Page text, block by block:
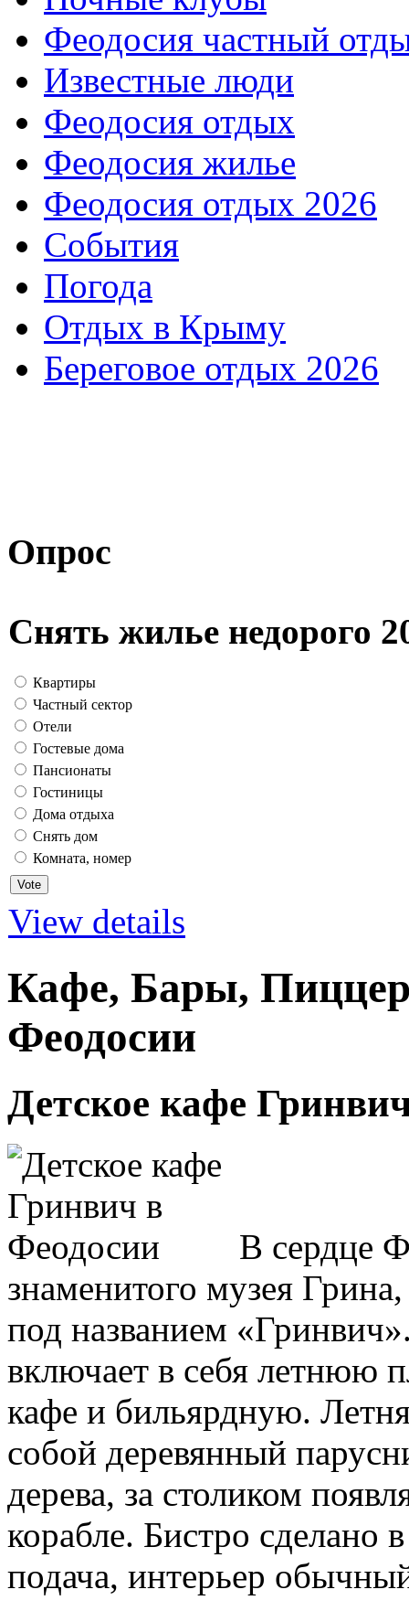
Феодосия частный
Известные люди
Феодосия отдых
Феодосия жилье
Феодосия отдых 2026
События
Погода
Отдых в Крыму
Береговое отдых 2026
Опрос
Снять жилье недорого
Квартиры
Частный сектор
Отели
Гостевые дома
Пансионаты
Гостиницы
Дома отдыха
Снять дом
Комната, номер
View details
Кафе, Бары,
Феодосии
Детское кафе
В сердце
знаменитого музея
под названием
включает в себя летнюю
кафе и бильярдную.
собой деревянный
дерева, за столиком
корабле. Бистро сделано
подача, интерьер